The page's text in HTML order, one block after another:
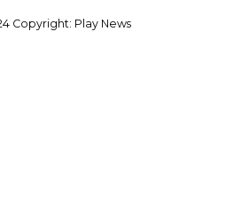
Copyright: Play News